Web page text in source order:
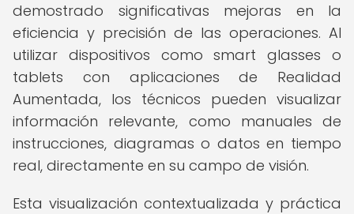
demostrado significativas mejoras en la
eficiencia y precisión de las operaciones. Al
utilizar dispositivos como smart glasses o
tablets con aplicaciones de Realidad
Aumentada, los técnicos pueden visualizar
información relevante, como manuales de
instrucciones, diagramas o datos en tiempo
real, directamente en su campo de visión.
Esta visualización contextualizada y práctica